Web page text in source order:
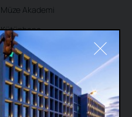
Müze Akademi
Kütüphane